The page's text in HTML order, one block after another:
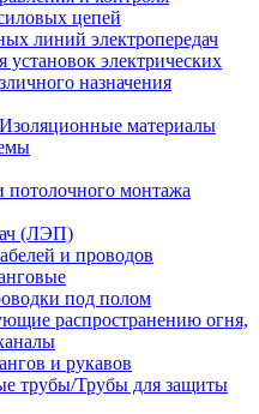
цепей
линий электропередач
установок электрических
назначения
материалы
потолочного монтажа
(ЛЭП)
и проводов
под полом
распространению огня,
и рукавов
трубы/Трубы для защиты